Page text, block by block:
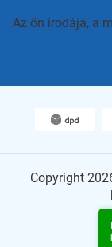
Az ön irodája, a
Copyright